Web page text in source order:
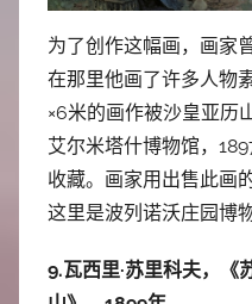
为了创作这幅画，画家
在那里他画了许多人物
×6米的画作被沙皇亚历
艾尔米塔什博物馆，
收藏。画家用出售此画
这里是波列诺沃庄园博物
9.瓦西里·苏里科夫，《